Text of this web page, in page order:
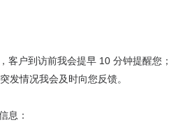
客户到访前我会提早 10 分钟提醒您；
发情况我会及时向您反馈。
息：